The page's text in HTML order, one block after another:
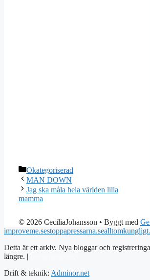
Kategorier
Okategoriserad
MAN DOWN
Jag ska måla hela världen lilla
mamma
© 2026 CeciliaJohansson • Byggt med
improveme.sestoppapressarna.se
Detta är ett arkiv. Nya bloggar och
längre. |
Drift & teknik: Adminor.net